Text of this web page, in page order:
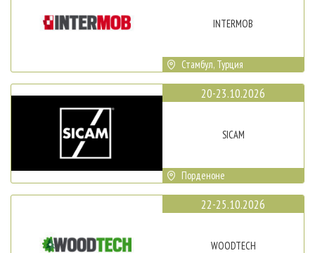
INTERMOB
Стамбул, Турция
20-23.10.2026
SICAM
Порденоне
22-25.10.2026
WOODTECH